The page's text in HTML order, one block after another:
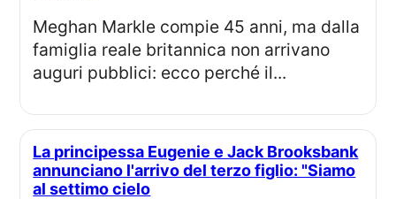
Meghan Markle compie 45 anni, ma dalla
famiglia reale britannica non arrivano
auguri pubblici: ecco perché il...
La principessa Eugenie e Jack Brooksbank
annunciano l'arrivo del terzo figlio: "Siamo
al settimo cielo